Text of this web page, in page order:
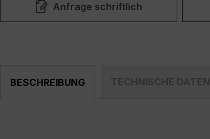
Anfrage schriftlich
BESCHREIBUNG TECHNISCHE DATEN